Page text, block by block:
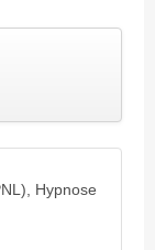
Hypnose